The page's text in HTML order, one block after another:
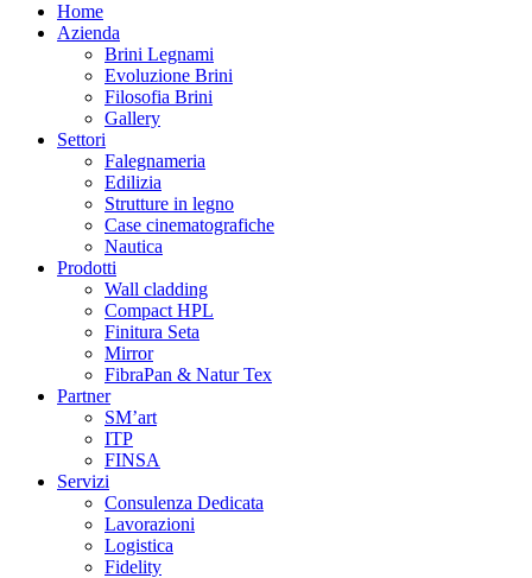
Home
Azienda
Brini Legnami
Evoluzione Brini
Filosofia Brini
Gallery
Settori
Falegnameria
Edilizia
Strutture in legno
Case cinematografiche
Nautica
Prodotti
Wall cladding
Compact HPL
Finitura Seta
Mirror
FibraPan & Natur Tex
Partner
SM’art
ITP
FINSA
Servizi
Consulenza Dedicata
Lavorazioni
Logistica
Fidelity